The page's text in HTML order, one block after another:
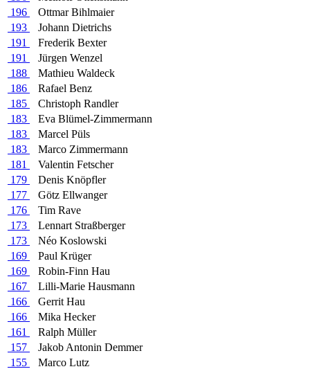
196
Ottmar Bihlmaier
193
Johann Dietrichs
191
Frederik Bexter
191
Jürgen Wenzel
188
Mathieu Waldeck
186
Rafael Benz
185
Christoph Randler
183
Eva Blümel-Zimmermann
183
Marcel Püls
183
Marco Zimmermann
181
Valentin Fetscher
179
Denis Knöpfler
177
Götz Ellwanger
176
Tim Rave
173
Lennart Straßberger
173
Néo Koslowski
169
Paul Krüger
169
Robin-Finn Hau
167
Lilli-Marie Hausmann
166
Gerrit Hau
166
Mika Hecker
161
Ralph Müller
157
Jakob Antonin Demmer
155
Marco Lutz